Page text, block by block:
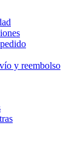
y reembolso